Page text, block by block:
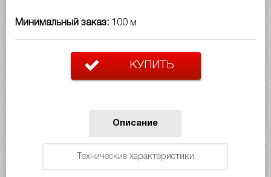
Минимальный заказ: 100 м
КУПИТЬ
Описание
Технические характеристики